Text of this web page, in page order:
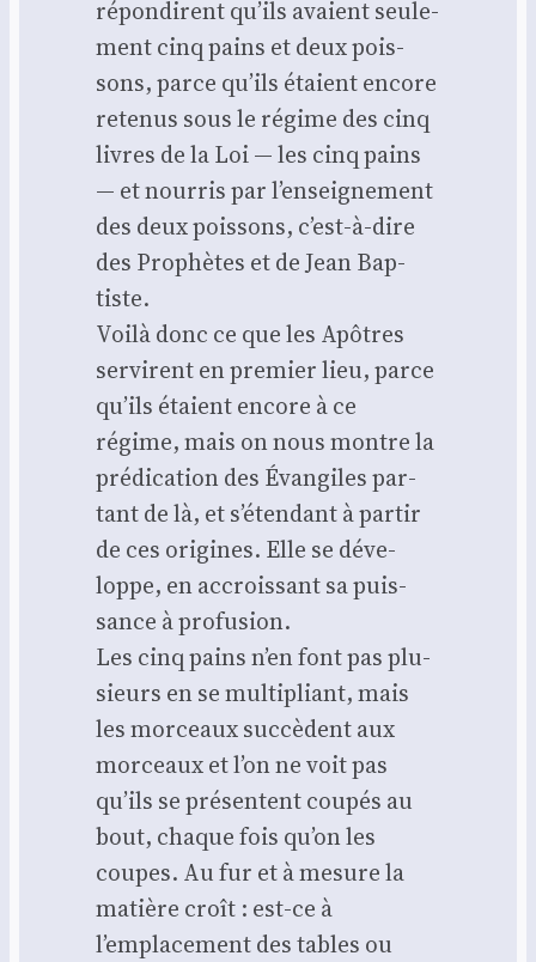
répon­dirent qu’ils avaient seule­
ment cinq pains et deux pois­
sons, parce qu’ils étaient encore
rete­nus sous le régime des cinq
livres de la Loi — les cinq pains
— et nour­ris par l’en­sei­gne­ment
des deux pois­sons, c’est-à-dire
des Pro­phètes et de Jean Bap­
tiste.
Voi­là donc ce que les Apôtres
ser­virent en pre­mier lieu, parce
qu’ils étaient encore à ce
régime, mais on nous montre la
pré­di­ca­tion des Évan­giles par­
tant de là, et s’é­ten­dant à par­tir
de ces ori­gines. Elle se déve­
loppe, en accrois­sant sa puis­
sance à pro­fu­sion.
Les cinq pains n’en font pas plu­
sieurs en se mul­ti­pliant, mais
les mor­ceaux suc­cèdent aux
mor­ceaux et l’on ne voit pas
qu’ils se pré­sentent cou­pés au
bout, chaque fois qu’on les
coupes. Au fur et à mesure la
matière croît : est-ce à
l’emplacement des tables ou